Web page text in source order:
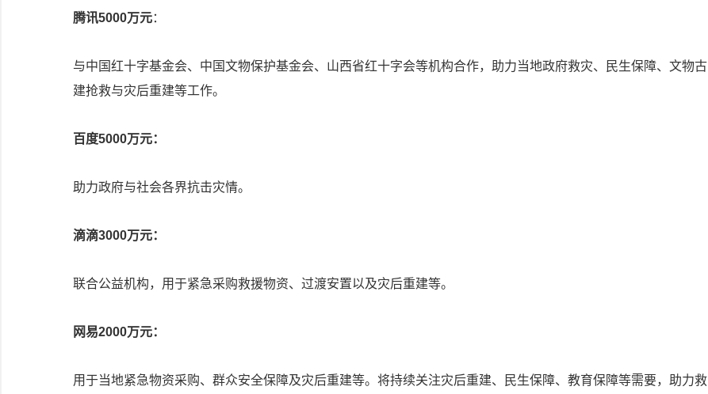
腾讯5000万元：
与中国红十字基金会、中国文物保护基金会、山西省红十字会等机构合作，助力当地政府救灾、民生保障、文物古
建抢救与灾后重建等工作。
百度5000万元：
助力政府与社会各界抗击灾情。
滴滴3000万元：
联合公益机构，用于紧急采购救援物资、过渡安置以及灾后重建等。
网易2000万元：
用于当地紧急物资采购、群众安全保障及灾后重建等。将持续关注灾后重建、民生保障、教育保障等需要，助力救